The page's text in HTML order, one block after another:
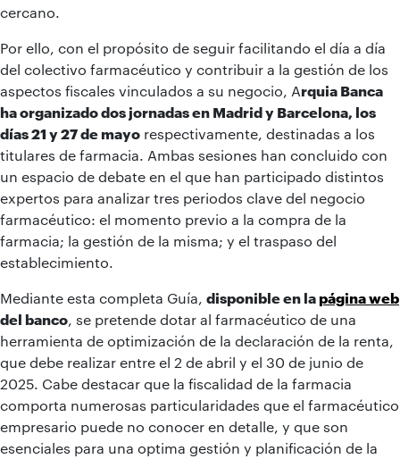
cercano.
Por ello, con el propósito de seguir facilitando el día a día
del colectivo farmacéutico y contribuir a la gestión de los
aspectos fiscales vinculados a su negocio, Arquia Banca
ha organizado dos jornadas en Madrid y Barcelona, los
días 21 y 27 de mayo respectivamente, destinadas a los
titulares de farmacia. Ambas sesiones han concluido con
un espacio de debate en el que han participado distintos
expertos para analizar tres periodos clave del negocio
farmacéutico: el momento previo a la compra de la
farmacia; la gestión de la misma; y el traspaso del
establecimiento.
Mediante esta completa Guía, disponible en lapágina web
del banco , se pretende dotar al farmacéutico de una
herramienta de optimización de la declaración de la renta,
que debe realizar entre el 2 de abril y el 30 de junio de
2025. Cabe destacar que la fiscalidad de la farmacia
comporta numerosas particularidades que el farmacéutico
empresario puede no conocer en detalle, y que son
esenciales para una optima gestión y planificación de la